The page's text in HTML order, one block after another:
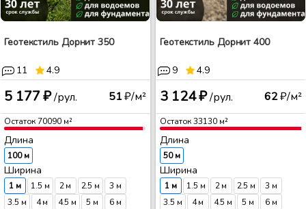
Геотекстиль Дорнит 350
11 4.9
5 177 ₽/рул. 51₽/м²
Остаток70090м²
Длина
100 м
Ширина
1 м 1.5 м 2 м 2.5 м
3 м
3.5 м
4 м 4.5 м 5 м 6 м
Геотекстиль Дорнит 400
9 4.9
3 124 ₽/рул. 62₽/м²
Остаток33130м²
Длина
50 м
Ширина
1 м 1.5 м 2 м 2.5 м
3 м
3.5 м
4 м 4.5 м 5 м 6 м